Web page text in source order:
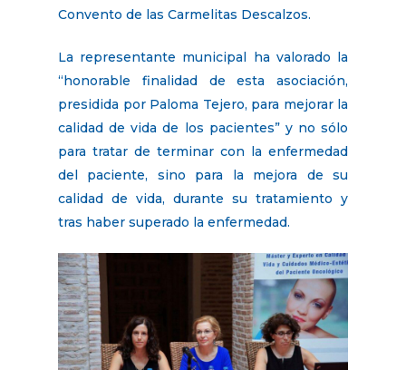
Convento de las Carmelitas Descalzos.
La representante municipal ha valorado la
“honorable finalidad de esta asociación,
presidida por Paloma Tejero, para mejorar la
calidad de vida de los pacientes” y no sólo
para tratar de terminar con la enfermedad
del paciente, sino para la mejora de su
calidad de vida, durante su tratamiento y
tras haber superado la enfermedad.